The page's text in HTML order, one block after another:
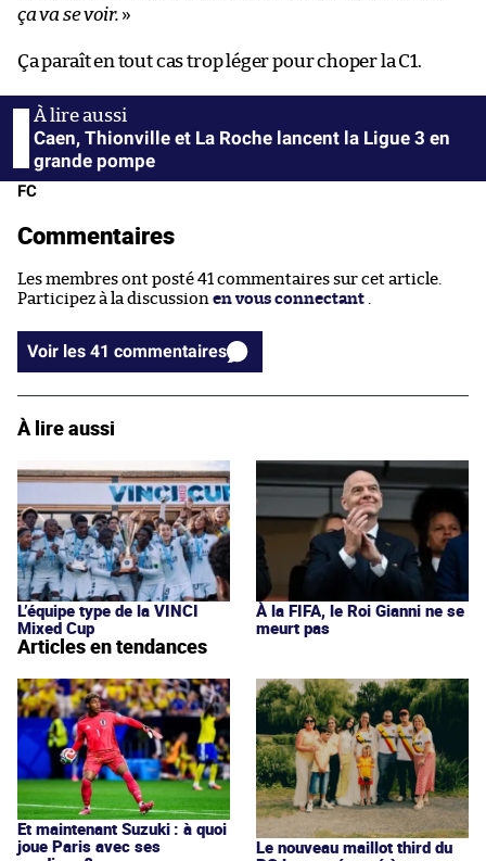
ça va se voir. »
Ça paraît en tout cas trop léger pour choper la C1.
Caen, Thionville et La Roche lancent la Ligue 3 en
grande pompe
FC
Commentaires
Les membres ont posté 41 commentaires sur cet article.
Participez à la discussion en vous connectant
Voir les 41 commentaires
À lire aussi
L’équipe type de la VINCI
Mixed Cup
À la FIFA, le Roi Gianni ne se
meurt pas
Articles en tendances
Et maintenant Suzuki : à quoi
joue Paris avec ses
Le nouveau maillot third du